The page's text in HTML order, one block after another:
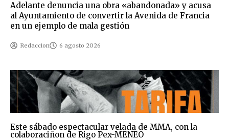
Adelante denuncia una obra «abandonada» y acusa
al Ayuntamiento de convertir la Avenida de Francia
en un ejemplo de mala gestión
Redaccion 6 agosto 2026
Este sábado espectacular velada de MMA, con la
colaboraciñon de Rigo Pex-MENEO